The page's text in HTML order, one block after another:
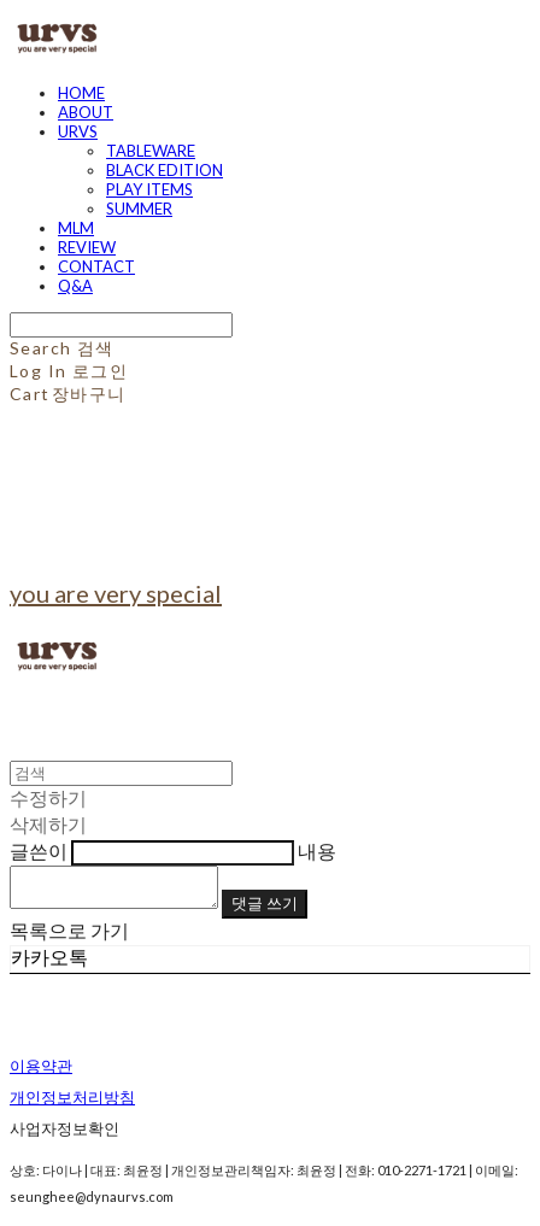
HOME
ABOUT
URVS
TABLEWARE
BLACK EDITION
PLAY ITEMS
SUMMER
MLM
REVIEW
CONTACT
Q&A
Search 검색
Log In 로그인
Cart 장바구니
you are very special
수정하기
삭제하기
글쓴이
내용
댓글 쓰기
목록으로 가기
카카오톡
이용약관
개인정보처리방침
사업자정보확인
상호: 다이나 | 대표: 최윤정 | 개인정보관리책임자: 최윤정 | 전화: 010-2271-1721 | 이메일:
seunghee@dynaurvs.com